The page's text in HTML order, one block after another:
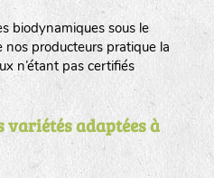
biodynamiques sous le
nos producteurs pratique la
n’étant pas certifiés
variétés adaptées à
de nuit)
fournisseur de la